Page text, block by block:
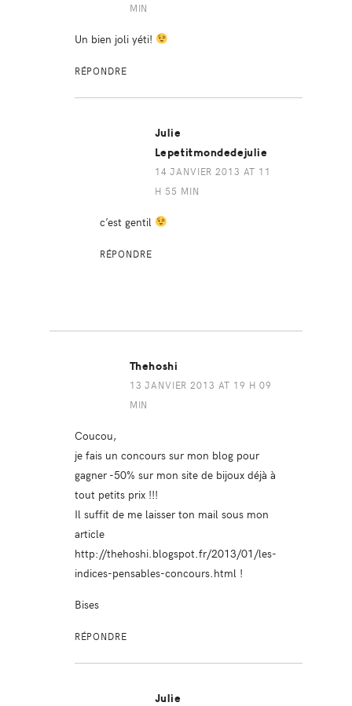
MIN
Un bien joli yéti!
RÉPONDRE
Julie
Lepetitmondedejulie
14 JANVIER 2013 AT 11
H 55 MIN
c’est gentil
RÉPONDRE
Thehoshi
13 JANVIER 2013 AT 19 H 09
MIN
Coucou,
je fais un concours sur mon blog pour
gagner -50% sur mon site de bijoux déjà à
tout petits prix !!!
Il suffit de me laisser ton mail sous mon
article
http://thehoshi.blogspot.fr/2013/01/les-
indices-pensables-concours.html !
Bises
RÉPONDRE
Julie